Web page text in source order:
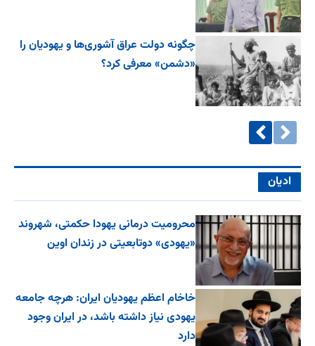
چگونه دولت عراق آشوری‌ها و یهودیان را
«دشمن» معرفی کرد؟
ادیان
محرومیت درمانی یهودا حکمتی، شهروند
«یهودی» دوتابعیتی در زندان اوین
خاخام اعظم یهودیان ایران: هرچه جامعه
یهودی نیاز داشته باشد، در ایران وجود
دارد